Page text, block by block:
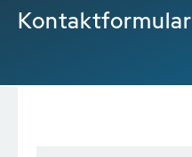
Kontaktformular